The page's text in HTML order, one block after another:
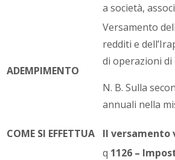
a società,
ADEMPIMENTO
Versamento
redditi e
di operazioni di
N. B. Sulla
annuali nella
COME SI EFFETTUA Il versamento
q 1126 –